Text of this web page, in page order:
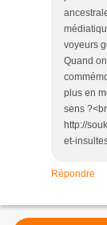
voyeurs
Quand
plus en
sens
http://
et-
Répondre